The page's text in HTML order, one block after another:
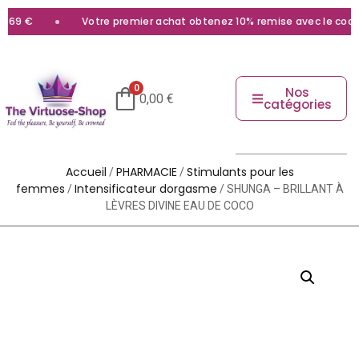
€ Votre premier achat obtenez 10% remise avec le code
0
0,00 € Nos
catégories
Accueil /PHARMACIE /Stimulants pour les
femmes /Intensificateur dorgasme / SHUNGA – BRILLANT À
LÈVRES DIVINE EAU DE COCO